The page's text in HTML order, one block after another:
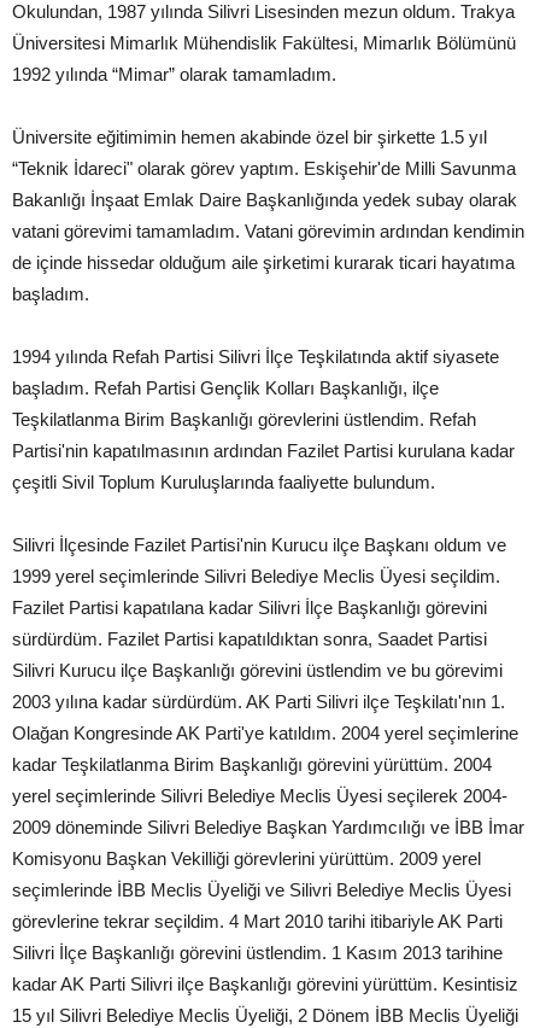
Okulundan, 1987 yılında Silivri Lisesinden mezun oldum. Trakya
Üniversitesi Mimarlık Mühendislik Fakültesi, Mimarlık Bölümünü
1992 yılında “Mimar” olarak tamamladım.
Üniversite eğitimimin hemen akabinde özel bir şirkette 1.5 yıl
“Teknik İdareci" olarak görev yaptım. Eskişehir'de Milli Savunma
Bakanlığı İnşaat Emlak Daire Başkanlığında yedek subay olarak
vatani görevimi tamamladım. Vatani görevimin ardından kendimin
de içinde hissedar olduğum aile şirketimi kurarak ticari hayatıma
başladım.
1994 yılında Refah Partisi Silivri İlçe Teşkilatında aktif siyasete
başladım. Refah Partisi Gençlik Kolları Başkanlığı, ilçe
Teşkilatlanma Birim Başkanlığı görevlerini üstlendim. Refah
Partisi'nin kapatılmasının ardından Fazilet Partisi kurulana kadar
çeşitli Sivil Toplum Kuruluşlarında faaliyette bulundum.
Silivri İlçesinde Fazilet Partisi'nin Kurucu ilçe Başkanı oldum ve
1999 yerel seçimlerinde Silivri Belediye Meclis Üyesi seçildim.
Fazilet Partisi kapatılana kadar Silivri İlçe Başkanlığı görevini
sürdürdüm. Fazilet Partisi kapatıldıktan sonra, Saadet Partisi
Silivri Kurucu ilçe Başkanlığı görevini üstlendim ve bu görevimi
2003 yılına kadar sürdürdüm. AK Parti Silivri ilçe Teşkilatı'nın 1.
Olağan Kongresinde AK Parti'ye katıldım. 2004 yerel seçimlerine
kadar Teşkilatlanma Birim Başkanlığı görevini yürüttüm. 2004
yerel seçimlerinde Silivri Belediye Meclis Üyesi seçilerek 2004-
2009 döneminde Silivri Belediye Başkan Yardımcılığı ve İBB İmar
Komisyonu Başkan Vekilliği görevlerini yürüttüm. 2009 yerel
seçimlerinde İBB Meclis Üyeliği ve Silivri Belediye Meclis Üyesi
görevlerine tekrar seçildim. 4 Mart 2010 tarihi itibariyle AK Parti
Silivri İlçe Başkanlığı görevini üstlendim. 1 Kasım 2013 tarihine
kadar AK Parti Silivri ilçe Başkanlığı görevini yürüttüm. Kesintisiz
15 yıl Silivri Belediye Meclis Üyeliği, 2 Dönem İBB Meclis Üyeliği